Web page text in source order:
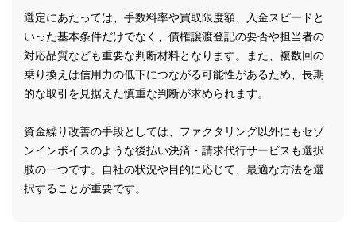
選定にあたっては、手数料率や買取限度額、入金スピードと
いった基本条件だけでなく、債権譲渡登記の要否や担当者の
対応品質なども重要な判断材料となります。また、複数回の
乗り換えは信用力の低下につながる可能性があるため、長期
的な取引を見据えた慎重な判断が求められます。
資金繰り改善の手段としては、ファクタリング以外にもセゾ
ンインボイスのような後払い決済・請求代行サービスも選択
肢の一つです。自社の状況や目的に応じて、最適な方法を選
択することが重要です。